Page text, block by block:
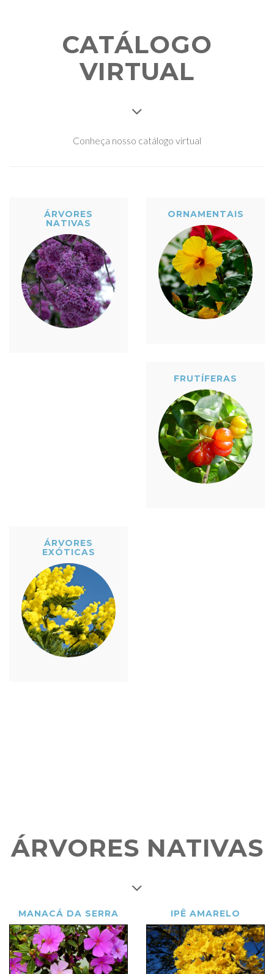
CATÁLOGO
VIRTUAL
Conheça nosso catálogo virtual
ÁRVORES
NATIVAS
ORNAMENTAIS
FRUTÍFERAS
ÁRVORES
EXÓTICAS
ÁRVORES NATIVAS
MANACÁ DA SERRA IPÊ AMARELO